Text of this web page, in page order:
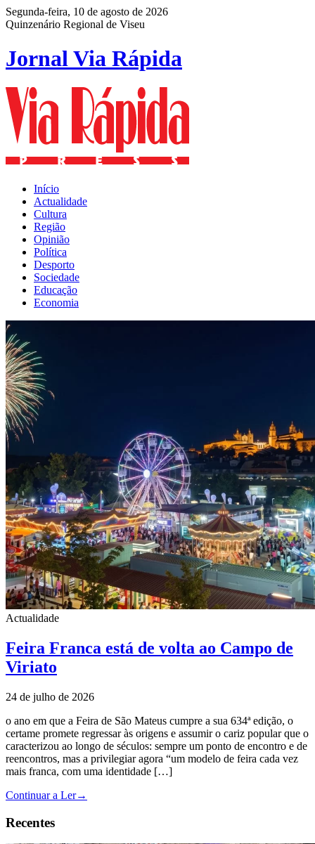
Segunda-feira, 10 de agosto de 2026
Quinzenário Regional de Viseu
Jornal Via Rápida
Início
Actualidade
Cultura
Região
Opinião
Política
Desporto
Sociedade
Educação
Economia
Actualidade
Feira Franca está de volta ao Campo de
Viriato
24 de julho de 2026
o ano em que a Feira de São Mateus cumpre a sua 634ª edição, o
certame promete regressar às origens e assumir o cariz popular que o
caracterizou ao longo de séculos: sempre um ponto de encontro e de
reencontros, mas a privilegiar agora “um modelo de feira cada vez
mais franca, com uma identidade […]
Continuar a Ler→
Recentes